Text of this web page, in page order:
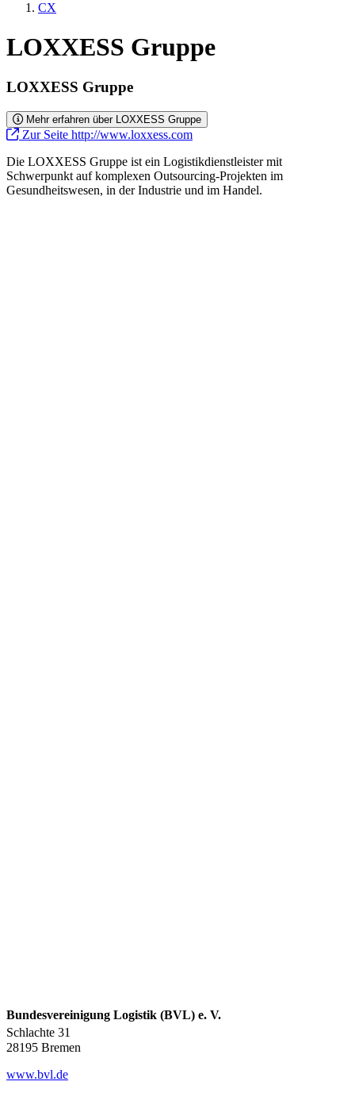
CX
LOXXESS Gruppe
LOXXESS Gruppe
Mehr erfahren über LOXXESS Gruppe
Zur Seite http://www.loxxess.com
Die LOXXESS Gruppe ist ein Logistikdienstleister mit
Schwerpunkt auf komplexen Outsourcing-Projekten im
Gesundheitswesen, in der Industrie und im Handel.
Bundesvereinigung Logistik (BVL) e. V.
Schlachte 31
28195 Bremen
www.bvl.de